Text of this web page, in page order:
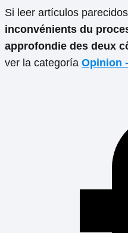
Si leer artículos
inconvénients du
approfondie des deux
ver la categoría Opinion